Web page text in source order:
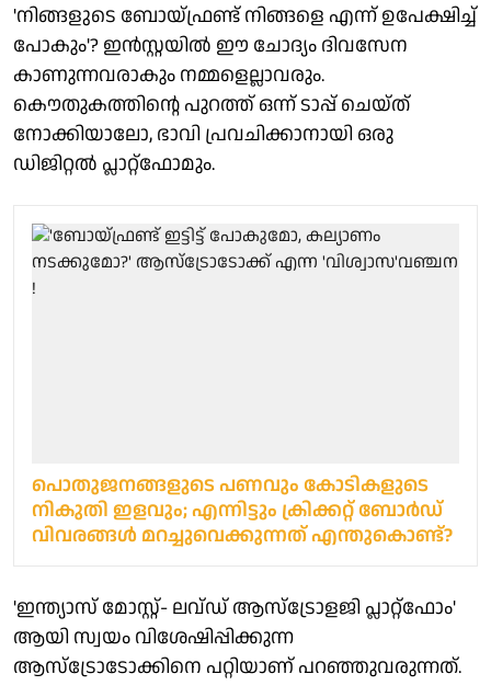
'നിങ്ങളുടെ ബോയ്ഫ്രണ്ട് നിങ്ങളെ എന്ന് ഉപേക്ഷിച്ച്
പോകും'? ഇൻസ്റ്റയിൽ ഈ ചോദ്യം ദിവസേന
കാണുന്നവരാകും നമ്മളെല്ലാവരും.
കൌതുകത്തിന്റെ പുറത്ത് ഒന്ന് ടാപ്പ് ചെയ്ത്
നോക്കിയാലോ, ഭാവി പ്രവചിക്കാനായി ഒരു
ഡിജിറ്റൽ പ്ലാറ്റ്ഫോമും.
പൊതുജനങ്ങളുടെ പണവും കോടികളുടെ
നികുതി ഇളവും; എന്നിട്ടും ക്രിക്കറ്റ് ബോര്‍ഡ്
വിവരങ്ങള്‍ മറച്ചുവെക്കുന്നത് എന്തുകൊണ്ട്?
'ഇന്ത്യാസ് മോസ്റ്റ്- ലവ്ഡ് ആസ്ട്രോളജി പ്ലാറ്റ്ഫോം'
ആയി സ്വയം വിശേഷിപ്പിക്കുന്ന
ആസ്ട്രോടോക്കിനെ പറ്റിയാണ് പറഞ്ഞുവരുന്നത്.